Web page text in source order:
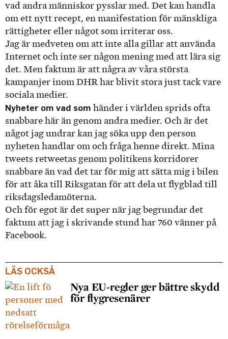
vad andra människor pysslar med. Det kan handla
om ett nytt recept, en manifestation för mänskliga
rättigheter eller något som irriterar oss.
Jag är medveten om att inte alla gillar att använda
Internet och inte ser någon mening med att lära sig
det. Men faktum är att några av våra största
kampanjer inom DHR har blivit stora just tack vare
sociala medier.
Nyheter om vad som händer i världen sprids ofta
snabbare här än genom andra medier. Och är det
något jag undrar kan jag söka upp den person
nyheten handlar om och fråga henne direkt. Mina
tweets retweetas genom politikens korridorer
snabbare än vad det tar för mig att sätta mig i bilen
för att åka till Riksgatan för att dela ut flygblad till
riksdagsledamöterna.
Och för egot är det super när jag begrundar det
faktum att jag i skrivande stund har 760 vänner på
Facebook.
LÄS OCKSÅ
Nya EU-regler ger bättre skydd
för flygresenärer